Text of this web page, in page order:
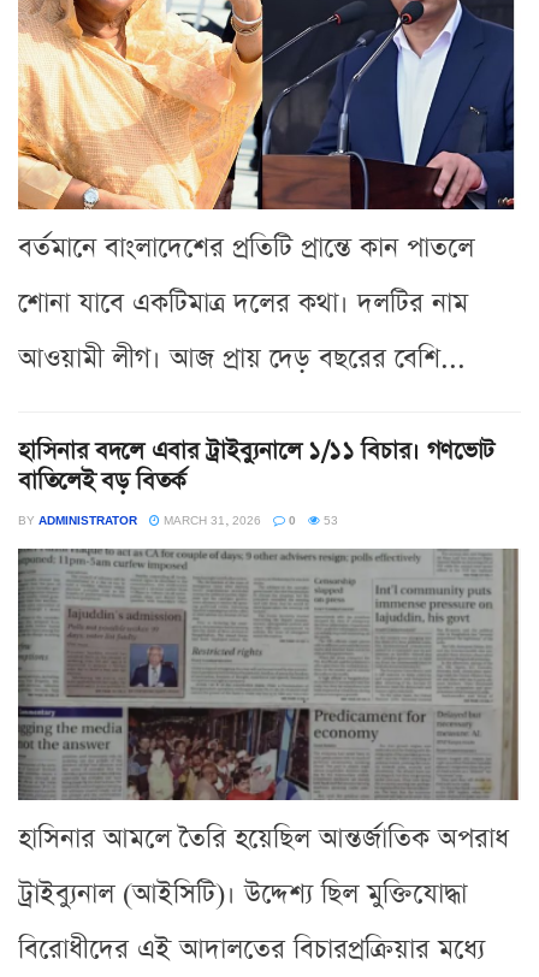
বর্তমানে বাংলাদেশের প্রতিটি প্রান্তে কান পাতলে
শোনা যাবে একটিমাত্র দলের কথা। দলটির নাম
আওয়ামী লীগ। আজ প্রায় দেড় বছরের বেশি...
হাসিনার বদলে এবার ট্রাইব্যুনালে ১/১১ বিচার। গণভোট
বাতিলেই বড় বিতর্ক
BY ADMINISTRATOR MARCH 31, 2026 0 53
হাসিনার আমলে তৈরি হয়েছিল আন্তর্জাতিক অপরাধ
ট্রাইব্যুনাল (আইসিটি)। উদ্দেশ্য ছিল মুক্তিযোদ্ধা
বিরোধীদের এই আদালতের বিচারপ্রক্রিয়ার মধ্যে